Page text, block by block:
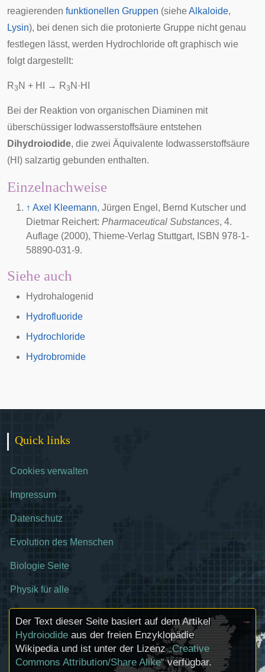
reagierenden funktionellen Gruppen (siehe Alkaloide,
Lysin), bei denen sich die protonierte Gruppe nicht genau
festlegen lässt, werden Hydrochloride oft graphisch wie
folgt dargestellt:
R3 N + HI → R3 N·HI
Bei der Reaktion von organischen Diaminen mit
überschüssiger Iodwasserstoffsäure entstehen
Dihydroiodide, die zwei Äquivalente Iodwasserstoffsäure
(HI) salzartig gebunden enthalten.
Einzelnachweise
↑ Axel Kleemann, Jürgen Engel, Bernd Kutscher und
Dietmar Reichert: Pharmaceutical Substances, 4.
Auflage (2000), Thieme-Verlag Stuttgart, ISBN 978-1-
58890-031-9.
Siehe auch
Hydrohalogenid
Hydrofluoride
Hydrochloride
Hydrobromide
Quick links
Cookies verwalten
Impressum
Datenschutz
Evolution des Menschen
Biologie Seite
Physik für alle
Der Text dieser Seite basiert auf dem Artikel
Hydroiodide aus der freien Enzyklopädie
Wikipedia und ist unter der Lizenz„Creative
Commons Attribution/Share Alike“verfügbar.